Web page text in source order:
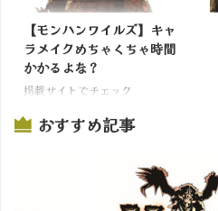
【モンハンワイルズ】キャ
ラメイクめちゃくちゃ時間
かかるよな？
掲載サイトでチェック
おすすめ記事